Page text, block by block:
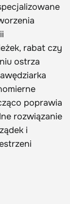
rabat czy
ostrza
poprawia
rozwiązanie
i